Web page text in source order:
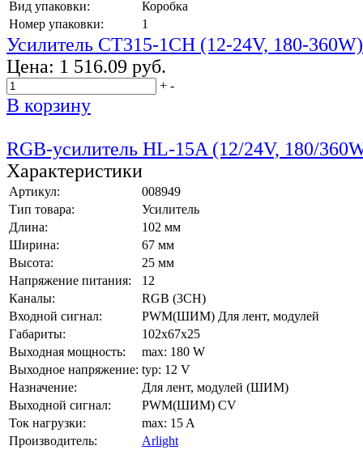
Вид упаковки:
Коробка
Номер упаковки:
1
Усилитель CT315-1CH (12-24V, 180-360W)
Цена: 1 516.09 руб.
+ -
В корзину
RGB-усилитель HL-15A (12/24V, 180/
Характеристики
Артикул:
008949
Тип товара:
Усилитель
Длина:
102 мм
Ширина:
67 мм
Высота:
25 мм
Напряжение питания:
12
Каналы:
RGB (3CH)
Входной сигнал:
PWM(ШИМ) Для лент, модулей
Габариты:
102x67x25
Выходная мощность:
max: 180 W
Выходное напряжение: typ: 12 V
Назначение:
Для лент, модулей (ШИМ)
Выходной сигнал:
PWM(ШИМ) CV
Ток нагрузки:
max: 15 A
Производитель:
Arlight